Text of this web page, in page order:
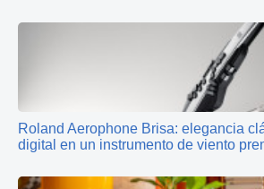
Roland Aerophone Brisa: elegancia
digital en un instrumento de viento